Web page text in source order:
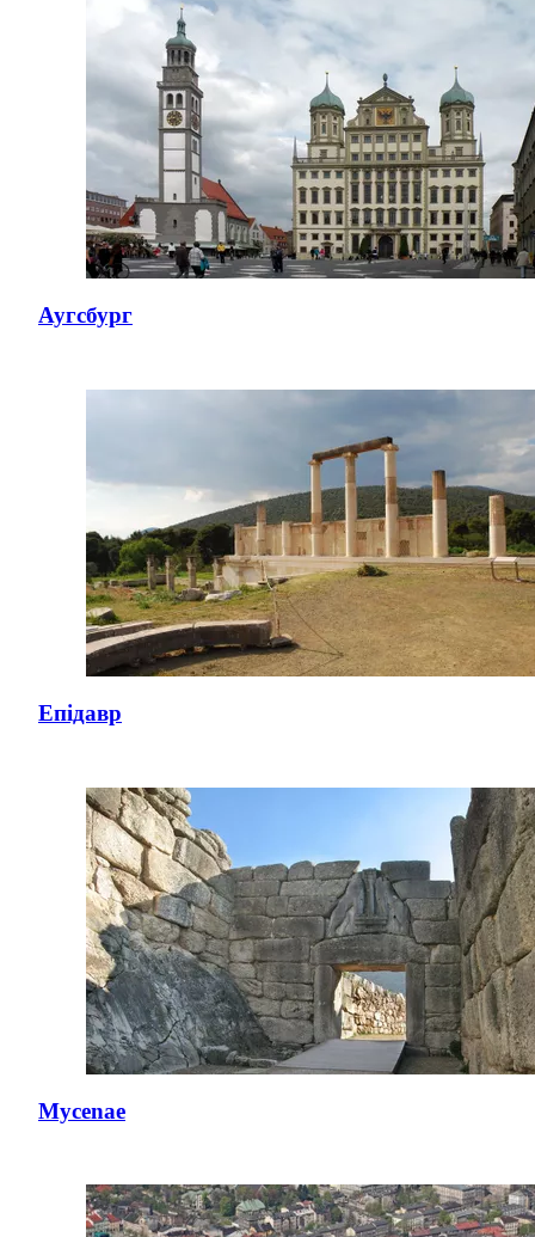
Аугсбург
Епідавр
Mycenae